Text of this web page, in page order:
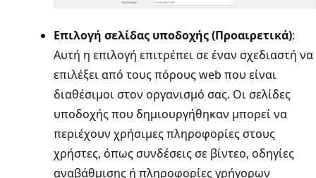
Επιλογή σελίδας υποδοχής (Προαιρετικά):
Αυτή η επιλογή επιτρέπει σε έναν σχεδιαστή να
επιλέξει από τους πόρους web που είναι
διαθέσιμοι στον οργανισμό σας. Οι σελίδες
υποδοχής που δημιουργήθηκαν μπορεί να
περιέχουν χρήσιμες πληροφορίες στους
χρήστες, όπως συνδέσεις σε βίντεο, οδηγίες
αναβάθμισης ή πληροφορίες γρήγορων